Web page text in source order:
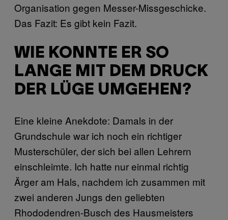
Organisation gegen Messer-Missgeschicke.
Das Fazit: Es gibt kein Fazit.
WIE KONNTE ER SO
LANGE MIT DEM DRUCK
DER LÜGE UMGEHEN?
Eine kleine Anekdote: Damals in der
Grundschule war ich noch ein richtiger
Musterschüler, der sich bei allen Lehrern
einschleimte. Ich hatte nur einmal richtig
Ärger am Hals, nachdem ich zusammen mit
zwei anderen Jungs den geliebten
Rhododendren-Busch des Hausmeisters